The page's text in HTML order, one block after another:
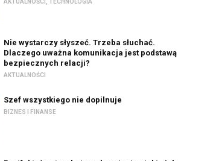
AKTUALNOŚCI ,TECHNOLOGIA
Nie wystarczy słyszeć. Trzeba słuchać.
Dlaczego uważna komunikacja jest podstawą
bezpiecznych relacji?
AKTUALNOŚCI
Szef wszystkiego nie dopilnuje
BIZNES I FINANSE